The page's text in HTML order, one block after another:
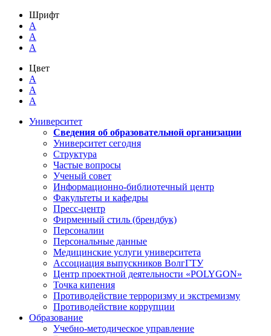
Шрифт
A
A
A
Цвет
A
A
A
Университет
Сведения об образовательной организации
Университет сегодня
Структура
Частые вопросы
Ученый совет
Информационно-библиотечный центр
Факультеты и кафедры
Пресс-центр
Фирменный стиль (брендбук)
Персоналии
Персональные данные
Медицинские услуги университета
Ассоциация выпускников ВолгГТУ
Центр проектной деятельности «POLYGON»
Точка кипения
Противодействие терроризму и экстремизму
Противодействие коррупции
Образование
Учебно-методическое управление